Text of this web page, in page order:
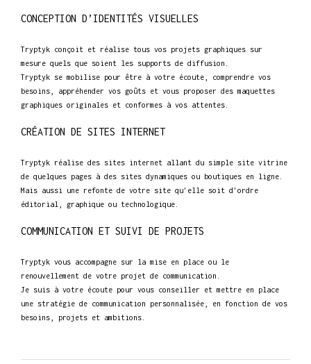
CONCEPTION D’IDENTITÉS VISUELLES
Tryptyk conçoit et réalise tous vos projets graphiques sur
mesure quels que soient les supports de diffusion.
Tryptyk se mobilise pour être à votre écoute, comprendre vos
besoins, appréhender vos goûts et vous proposer des maquettes
graphiques originales et conformes à vos attentes.
CRÉATION DE SITES INTERNET
Tryptyk réalise des sites internet allant du simple site vitrine
de quelques pages à des sites dynamiques ou boutiques en ligne.
Mais aussi une refonte de votre site qu'elle soit d'ordre
éditorial, graphique ou technologique.
COMMUNICATION ET SUIVI DE PROJETS
Tryptyk vous accompagne sur la mise en place ou le
renouvellement de votre projet de communication.
Je suis à votre écoute pour vous conseiller et mettre en place
une stratégie de communication personnalisée, en fonction de vos
besoins, projets et ambitions.